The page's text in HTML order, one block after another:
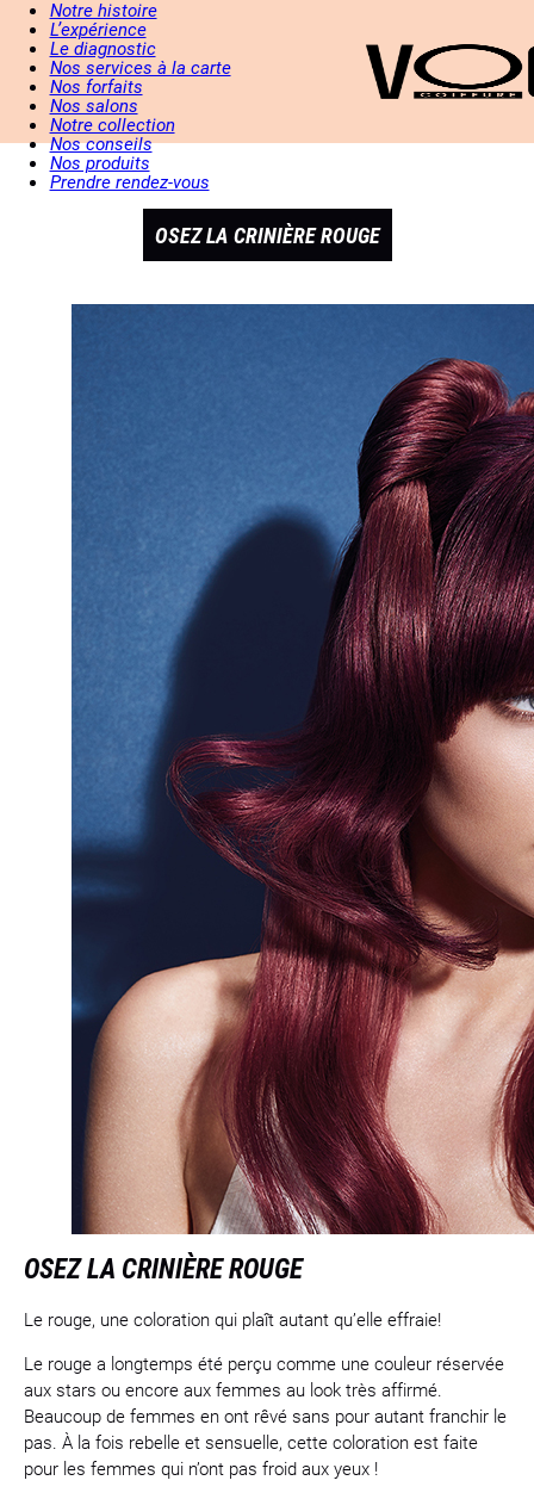
Notre histoire
L’expérience
Le diagnostic
Nos services à la carte
Nos forfaits
Nos salons
Notre collection
Nos conseils
Nos produits
Prendre rendez-vous
OSEZ LA CRINIÈRE ROUGE
OSEZ LA CRINIÈRE ROUGE
Le rouge, une coloration qui plaît autant qu’elle effraie!
Le rouge a longtemps été perçu comme une couleur réservée
aux stars ou encore aux femmes au look très affirmé.
Beaucoup de femmes en ont rêvé sans pour autant franchir le
pas. À la fois rebelle et sensuelle, cette coloration est faite
pour les femmes qui n’ont pas froid aux yeux !